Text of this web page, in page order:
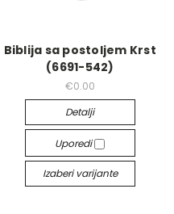
Biblija sa postoljem Krst
(6691-542)
€0.00
Detalji
Uporedi
Izaberi varijante